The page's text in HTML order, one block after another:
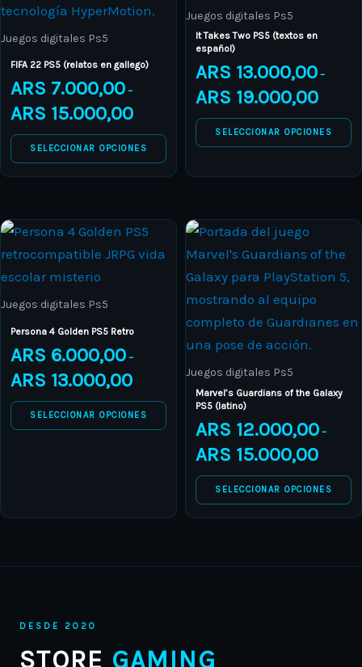
Juegos digitales Ps5
FIFA 22 PS5 (relatos en gallego)
ARS 7.000,00 –
ARS 15.000,00
ARS 15.000,00
SELECCIONAR OPCIONES
has
multiple
options
may
be
chosen
product
page
Juegos digitales Ps5
It Takes Two PS5 (textos en
español)
ARS 13.000,00 –
ARS 19.000,00
SELECCIONAR OPCIONES
has
multiple
variants.
The
options
may
be
chosen
product
page
Juegos digitales Ps5
Persona 4 Golden PS5 Retro
ARS 6.000,00 –
ARS 13.000,00
Price
range:
ARS 6.000,00
ARS 13.000,00
SELECCIONAR OPCIONES
This
product
has
multiple
options
may
be
chosen
Juegos digitales Ps5
Marvel’s Guardians of the Galaxy
PS5 (latino)
ARS 12.000,00 –
ARS 15.000,00
ARS
ARS
SELECCIONAR OPCIONES
This
product
has
multiple
variants.
The
options
may
be
chosen
on
the
product
DESDE 2020
STORE GAMING